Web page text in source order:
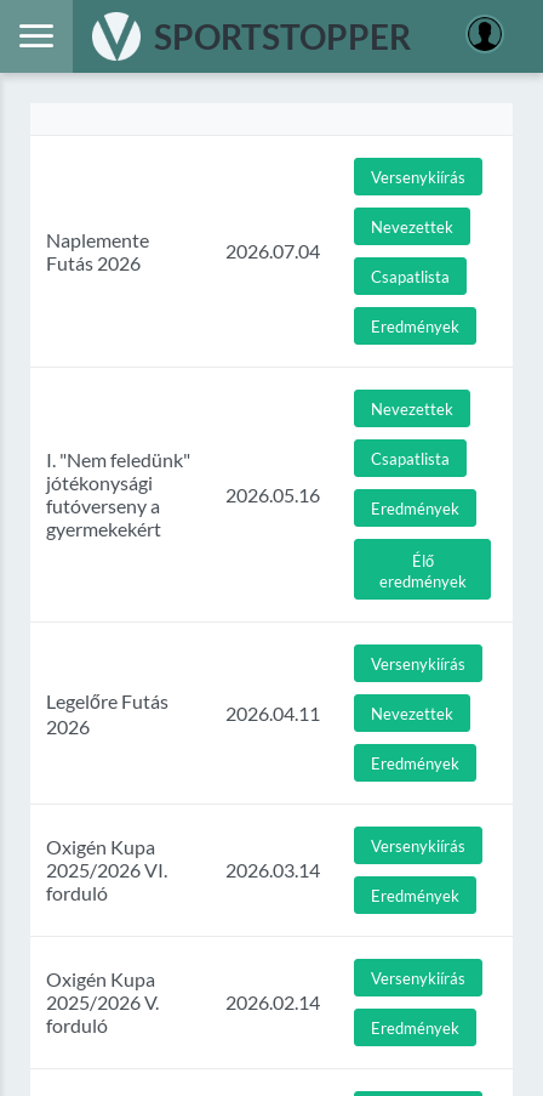
SPORTSTOPPER
Naplemente
Futás 2026
2026.07.04
Versenykiírás
Nevezettek
Csapatlista
Eredmények
I. "Nem feledünk"
jótékonysági
futóverseny a
gyermekekért
2026.05.16
Nevezettek
Csapatlista
Eredmények
Élő
eredmények
Legelőre Futás
2026
2026.04.11
Versenykiírás
Nevezettek
Eredmények
Oxigén Kupa
2025/2026 VI.
forduló
2026.03.14
Versenykiírás
Eredmények
Oxigén Kupa
2025/2026 V.
forduló
2026.02.14
Versenykiírás
Eredmények